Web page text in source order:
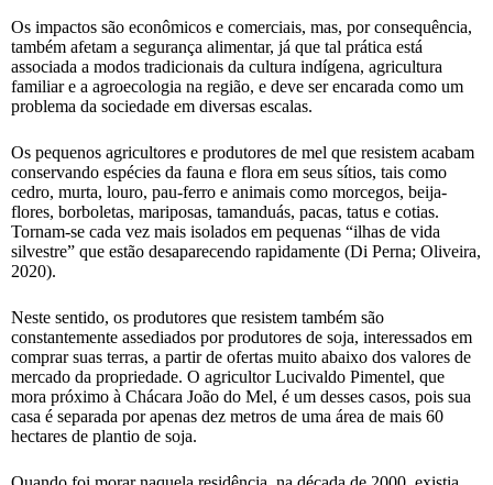
Os impactos são econômicos e comerciais, mas, por consequência,
também afetam a segurança alimentar, já que tal prática está
associada a modos tradicionais da cultura indígena, agricultura
familiar e a agroecologia na região, e deve ser encarada como um
problema da sociedade em diversas escalas.
Os pequenos agricultores e produtores de mel que resistem acabam
conservando espécies da fauna e flora em seus sítios, tais como
cedro, murta, louro, pau-ferro e animais como morcegos, beija-
flores, borboletas, mariposas, tamanduás, pacas, tatus e cotias.
Tornam-se cada vez mais isolados em pequenas “ilhas de vida
silvestre” que estão desaparecendo rapidamente (Di Perna; Oliveira,
2020).
Neste sentido, os produtores que resistem também são
constantemente assediados por produtores de soja, interessados em
comprar suas terras, a partir de ofertas muito abaixo dos valores de
mercado da propriedade. O agricultor Lucivaldo Pimentel, que
mora próximo à Chácara João do Mel, é um desses casos, pois sua
casa é separada por apenas dez metros de uma área de mais 60
hectares de plantio de soja.